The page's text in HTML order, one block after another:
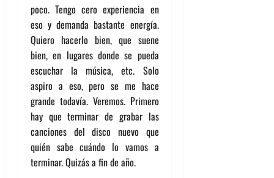
poco. Tengo cero experiencia en
eso y demanda bastante energía.
Quiero hacerlo bien, que suene
bien, en lugares donde se pueda
escuchar la música, etc. Solo
aspiro a eso, pero se me hace
grande todavía. Veremos. Primero
hay que terminar de grabar las
canciones del disco nuevo que
quién sabe cuándo lo vamos a
terminar. Quizás a fin de año.